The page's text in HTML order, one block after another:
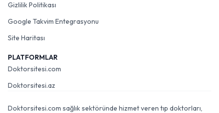
Gizlilik Politikası
Google Takvim Entegrasyonu
Site Haritası
PLATFORMLAR
Doktorsitesi.com
Doktorsitesi.az
Doktorsitesi.com sağlık sektöründe hizmet veren tıp doktorları,